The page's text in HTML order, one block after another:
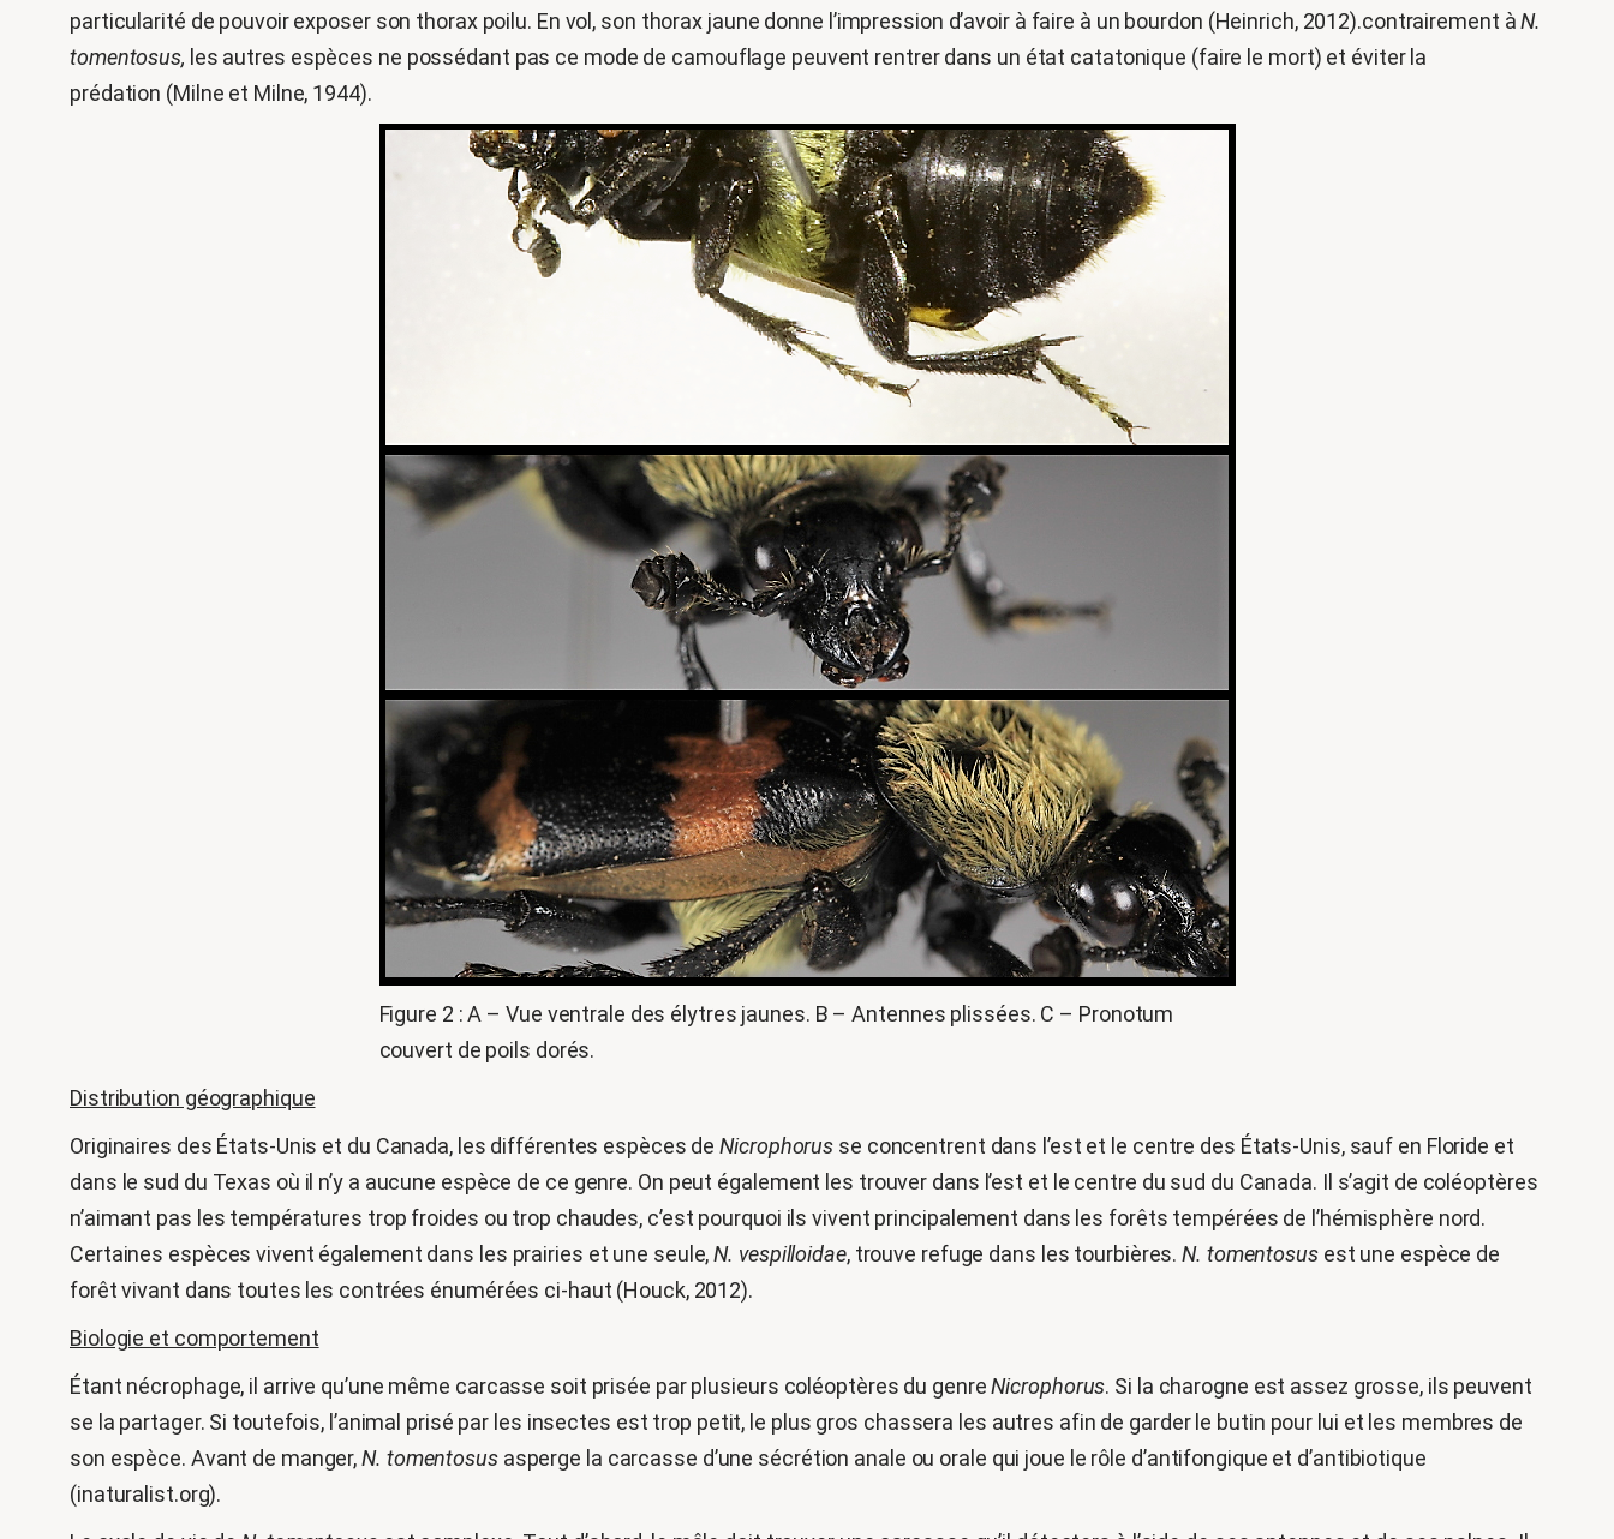
particularité de pouvoir exposer son thorax poilu. En vol, son thorax jaune donne l’impression d’avoir à faire à un bourdon (Heinrich, 2012).contrairement àN.
tomentosus, les autres espèces ne possédant pas ce mode de camouflage peuvent rentrer dans un état catatonique (faire le mort) et éviter la
prédation (Milne et Milne, 1944).
Figure 2 : A – Vue ventrale des élytres jaunes. B – Antennes plissées. C – Pronotum
couvert de poils dorés.
Distribution géographique
Originaires des États-Unis et du Canada, les différentes espèces deNicrophorus se concentrent dans l’est et le centre des États-Unis, sauf en Floride et
dans le sud du Texas où il n’y a aucune espèce de ce genre. On peut également les trouver dans l’est et le centre du sud du Canada. Il s’agit de coléoptères
n’aimant pas les températures trop froides ou trop chaudes, c’est pourquoi ils vivent principalement dans les forêts tempérées de l’hémisphère nord.
Certaines espèces vivent également dans les prairies et une seule,N. vespilloidae, trouve refuge dans les tourbières.N. tomentosusest une espèce de
forêt vivant dans toutes les contrées énumérées ci-haut (Houck, 2012).
Biologie et comportement
Étant nécrophage, il arrive qu’une même carcasse soit prisée par plusieurs coléoptères du genreNicrophorus. Si la charogne est assez grosse, ils peuvent
se la partager. Si toutefois, l’animal prisé par les insectes est trop petit, le plus gros chassera les autres afin de garder le butin pour lui et les membres de
son espèce. Avant de manger,N. tomentosusasperge la carcasse d’une sécrétion anale ou orale qui joue le rôle d’antifongique et d’antibiotique
(inaturalist.org).